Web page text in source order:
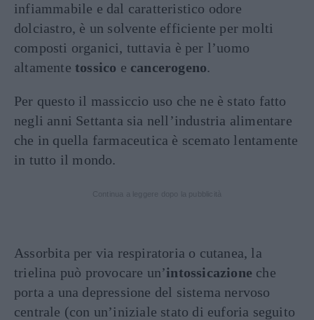
infiammabile e dal caratteristico odore
dolciastro, è un solvente efficiente per molti
composti organici, tuttavia è per l’uomo
altamente tossico e cancerogeno.
Per questo il massiccio uso che ne è stato fatto
negli anni Settanta sia nell’industria alimentare
che in quella farmaceutica è scemato lentamente
in tutto il mondo.
Assorbita per via respiratoria o cutanea, la
trielina può provocare un’intossicazione che
porta a una depressione del sistema nervoso
centrale (con un’iniziale stato di euforia seguito